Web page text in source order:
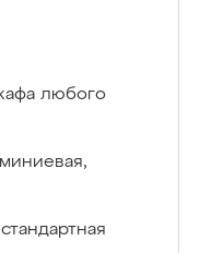
любого
стандартная